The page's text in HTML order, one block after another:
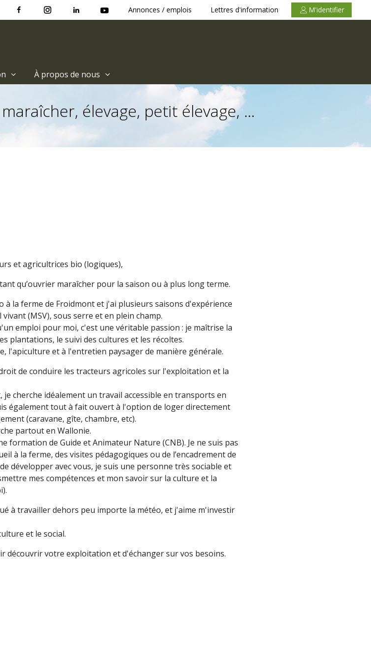
Annonces / emplois Lettres d'information M'identifier
À propos de nous
élevage, petit élevage, …
et agricultrices bio (logiques),
qu’ouvrier maraîcher pour la saison ou à plus long terme.
à la ferme de Froidmont et j'ai plusieurs saisons d'expérience
(MSV), sous serre et en plein champ.
emploi pour moi, c'est une véritable passion : je maîtrise la
plantations, le suivi des cultures et les récoltes.
l'apiculture et à l'entretien paysager de manière générale.
de conduire les tracteurs agricoles sur l'exploitation et la
je cherche idéalement un travail accessible en transports en
également tout à fait ouvert à l'option de loger directement
(caravane, gîte, chambre, etc).
partout en Wallonie.
formation de Guide et Animateur Nature (CNB). Je ne suis pas
à la ferme, des visites pédagogiques ou de l’encadrement de
développer avec vous, je suis une personne très sociable et
mes compétences et mon savoir sur la culture et la
à travailler dehors peu importe la météo, et j'aime m'investir
et le social.
découvrir votre exploitation et d'échanger sur vos besoins.